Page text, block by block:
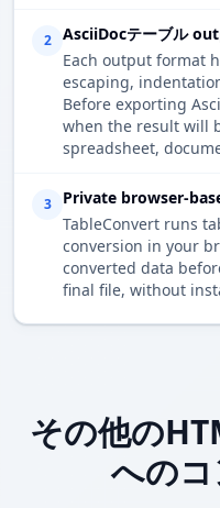
2
AsciiDocテーブル
Each output format
escaping,
Before exporting
when the result will
spreadsheet,
3
Private browser-
TableConvert runs
conversion in your
converted data
final file, without
その他の
への